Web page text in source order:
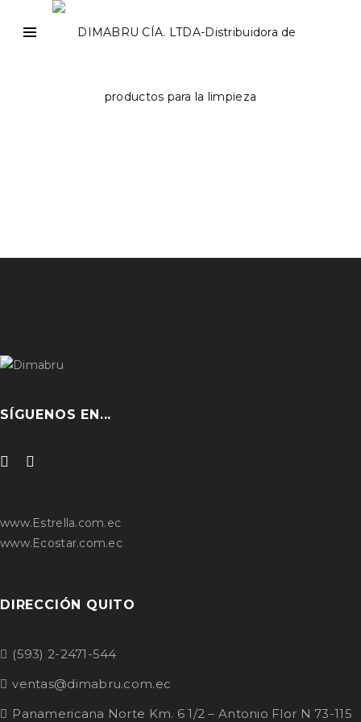
SÍGUENOS EN...
www.Estrella.com.ec
www.Ecostar.com.ec
DIRECCIÓN QUITO
(593) 2-2471-544
ventas@dimabru.com.ec
Panamericana Norte Km. 6 1/2 – Antonio Flor N 73-115